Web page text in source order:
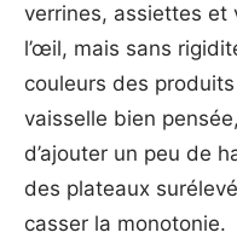
verrines, assiettes et
l’œil, mais sans
couleurs des
vaisselle bien
d’ajouter un peu de
des plateaux
casser la monotonie.